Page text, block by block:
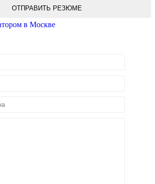
ОТПРАВИТЬ РЕЗЮМЕ
в Москве